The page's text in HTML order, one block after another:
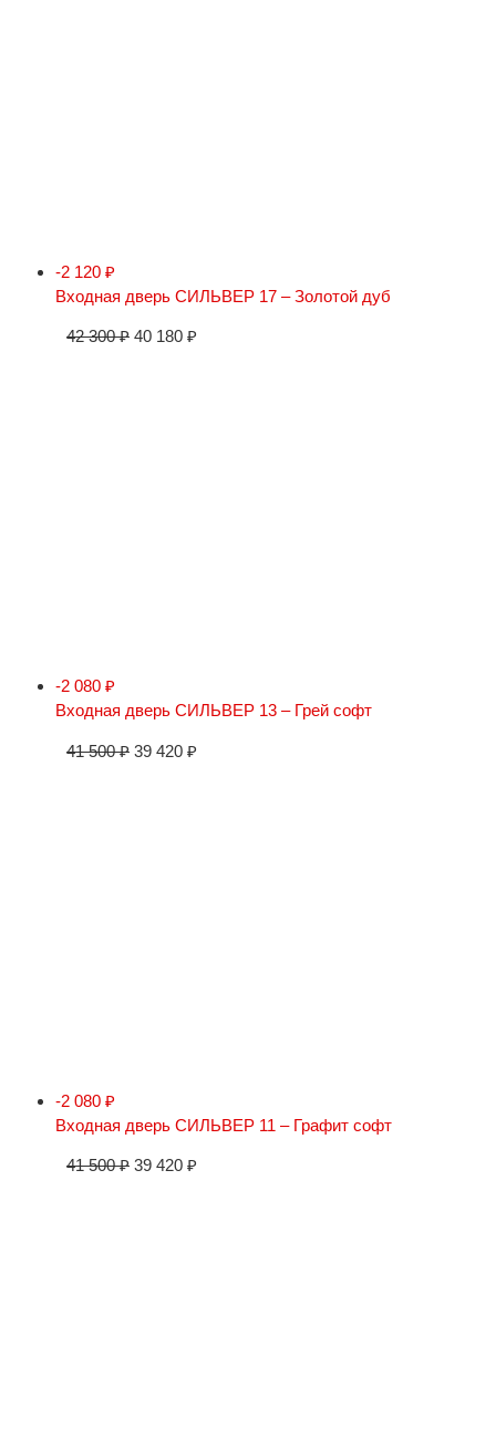
-2 120 ₽
Входная дверь СИЛЬВЕР 17 – Золотой дуб
42 300₽ 40 180 ₽
-2 080 ₽
Входная дверь СИЛЬВЕР 13 – Грей софт
41 500₽ 39 420 ₽
-2 080 ₽
Входная дверь СИЛЬВЕР 11 – Графит софт
41 500₽ 39 420 ₽